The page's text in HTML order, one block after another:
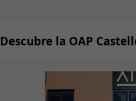
Descubre la OAP